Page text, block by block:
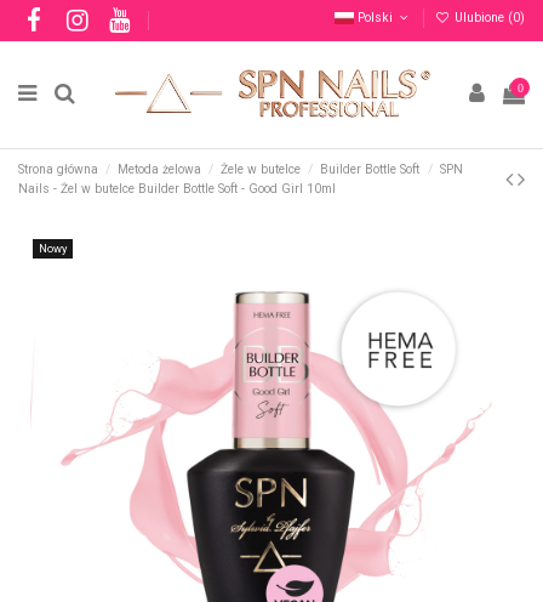
Polski Ulubione (0)
0
Strona główna Metoda żelowa Żele w butelce Builder Bottle Soft
SPN
Nails - Żel w butelce Builder Bottle Soft - Good Girl 10ml
Nowy